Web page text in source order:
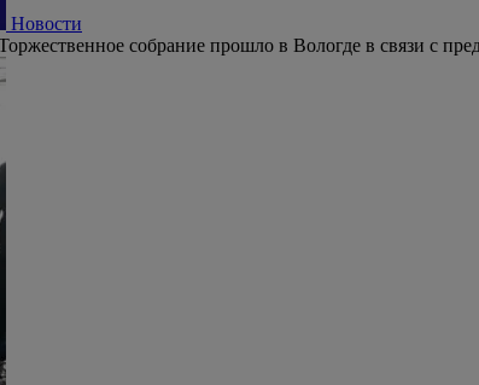
Новости
собрание прошло в Вологде в связи с